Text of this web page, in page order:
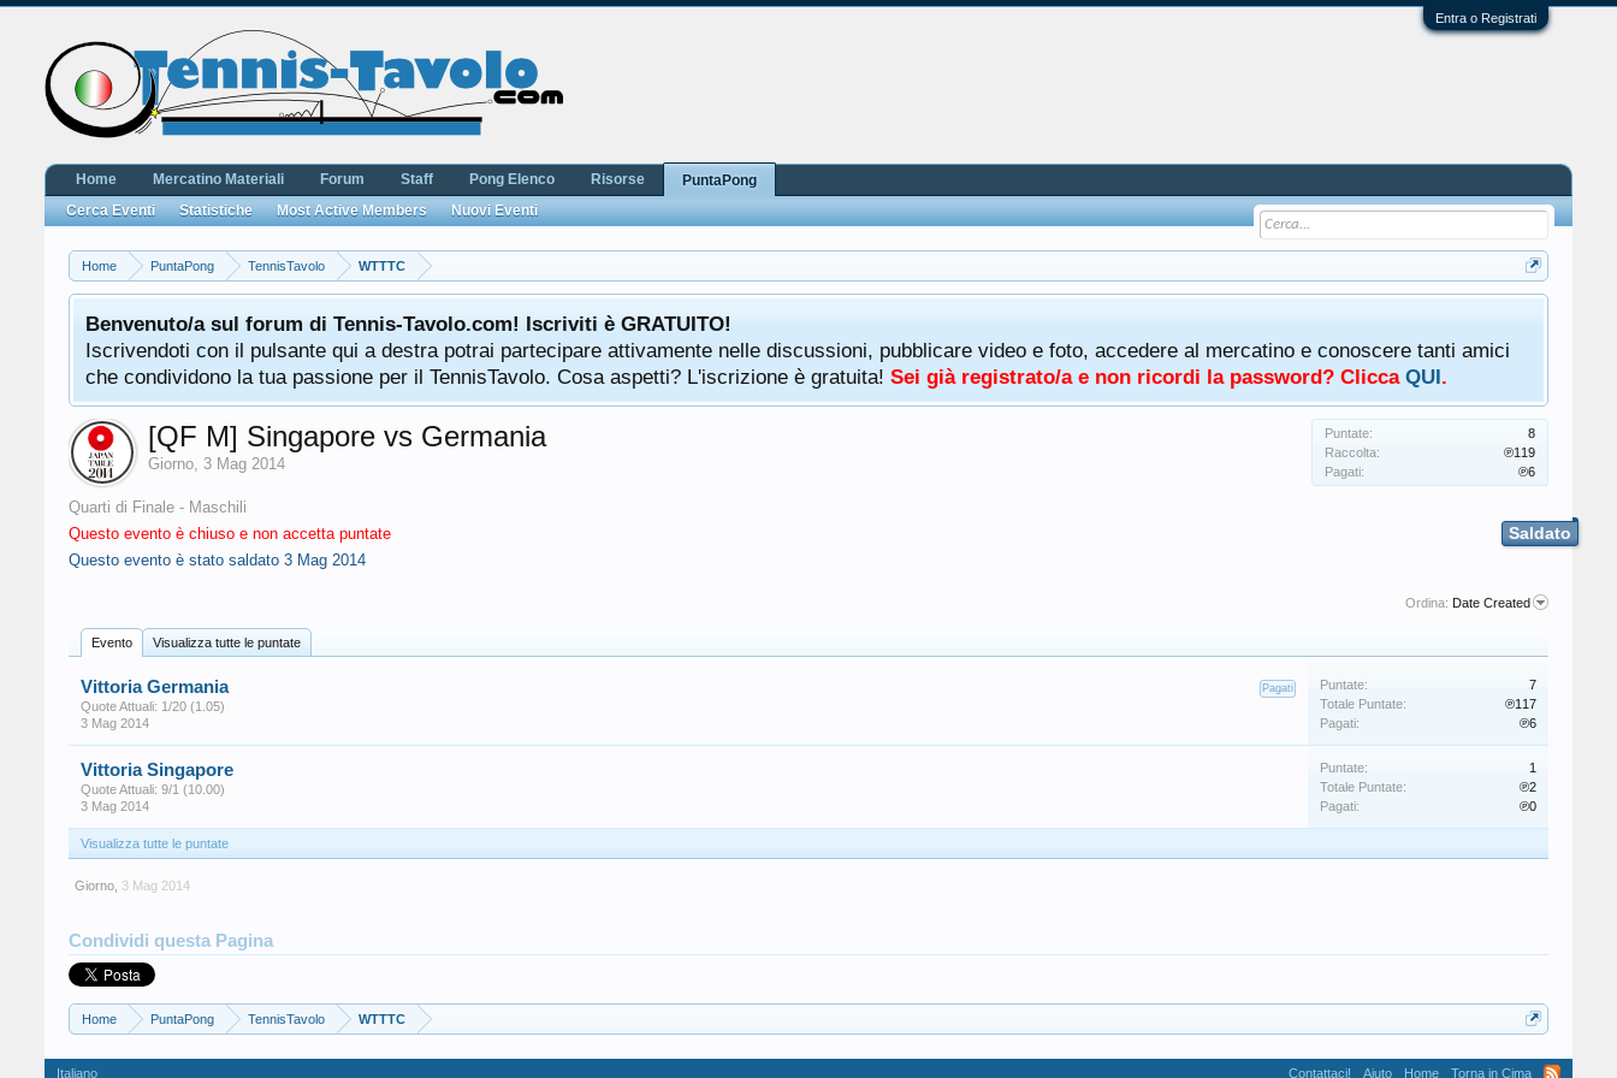
Entra o Registrati
Home PuntaPong TennisTavolo WTTTC
Benvenuto/a sul forum di Tennis-Tavolo.com! Iscriviti è GRATUITO!
Iscrivendoti con il pulsante qui a destra potrai partecipare attivamente nelle discussioni, pubblicare video e foto, accedere al mercatino e conoscere tanti amici
che condividono la tua passione per il TennisTavolo. Cosa aspetti? L'iscrizione è gratuita! Sei già registrato/a e non ricordi la password? Clicca QUI.
Puntate:
8
Raccolta:
℗119
Pagati:
℗6
[QF M] Singapore vs Germania
Giorno, 3 Mag 2014
Saldato
Quarti di Finale - Maschili
Questo evento è chiuso e non accetta puntate
Questo evento è stato saldato 3 Mag 2014
Ordina: Date Created
Evento Visualizza tutte le puntate
Pagati
Vittoria Germania
Quote Attuali: 1/20 (1.05)
3 Mag 2014
Puntate:
7
Totale Puntate:
℗117
Pagati:
℗6
Vittoria Singapore
Quote Attuali: 9/1 (10.00)
3 Mag 2014
Puntate:
1
Totale Puntate:
℗2
Pagati:
℗0
Visualizza tutte le puntate
Giorno 3 Mag 2014
Condividi questa Pagina
Home PuntaPong TennisTavolo WTTTC
Home Mercatino Materiali Forum Staff Pong Elenco Risorse
PuntaPong
Cerca Eventi
Statistiche Most Active Members Nuovi Eventi
Italiano Contattaci! Aiuto Home Torna in Cima